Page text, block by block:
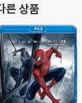
레코드>에서는 그
른 상품